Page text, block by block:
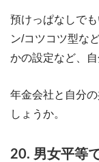
預けっぱなしで
ン/コツコツ型な
かの設定など、
年金会社と自分
しょうか。
20. 男女平等